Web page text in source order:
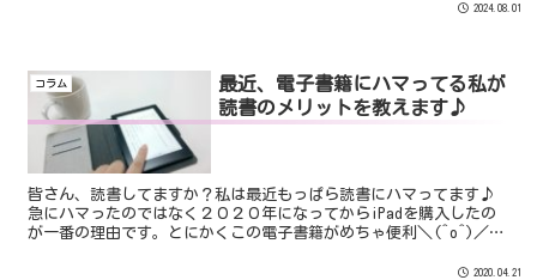
2024.08.01
コラム
最近、電子書籍にハマってる私が
読書のメリットを教えます♪
皆さん、読書してますか？私は最近もっぱら読書にハマってます♪
急にハマったのではなく２０２０年になってからiPadを購入したの
が一番の理由です。とにかくこの電子書籍がめちゃ便利＼(^o^)／わ
2020.04.21